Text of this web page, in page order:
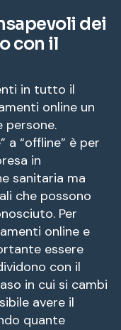
dei
con il
in tutto il
online un
persone.
a “offline” è per
in
sanitaria ma
che possono
Per
online e
essere
con il
in cui si cambi
avere il
quante